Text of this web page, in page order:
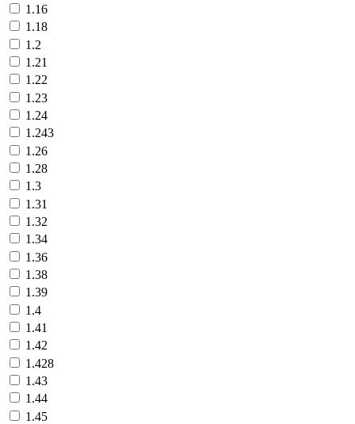
1.16
1.18
1.2
1.21
1.22
1.23
1.24
1.243
1.26
1.28
1.3
1.31
1.32
1.34
1.36
1.38
1.39
1.4
1.41
1.42
1.428
1.43
1.44
1.45